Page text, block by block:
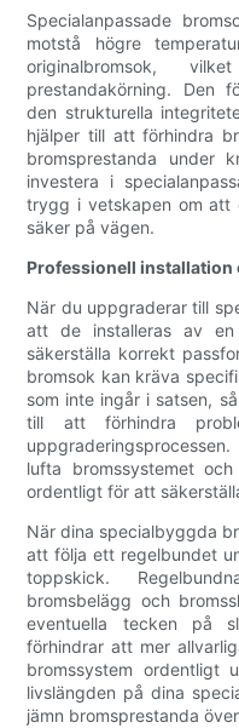
Specialanpassade
motstå högre
originalbromsok,
prestandakörning. Den
den strukturella
hjälper till att förhindra
bromsprestanda under
investera i
trygg i vetskapen om att
säker på vägen.
Professionell installation
När du uppgraderar till
att de installeras av
säkerställa korrekt
bromsok kan kräva
som inte ingår i satsen,
till att förhindra
lufta bromssystemet
ordentligt för att
När dina specialbyggda
att följa ett regelbundet
toppskick.
bromsbelägg och
eventuella tecken på
förhindrar att mer
bromssystem ordentligt
livslängden på dina
jämn bromsprestanda